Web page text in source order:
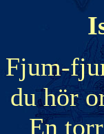
Fjum-
du hör
En